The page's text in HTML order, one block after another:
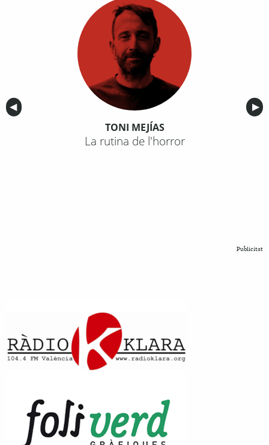
Anterior
◀︎ ▶︎
TONI MEJÍAS
La rutina de l'horror
Publicitat